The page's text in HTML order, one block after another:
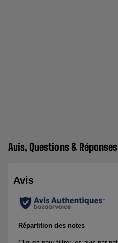
Avis, Questions & Réponses